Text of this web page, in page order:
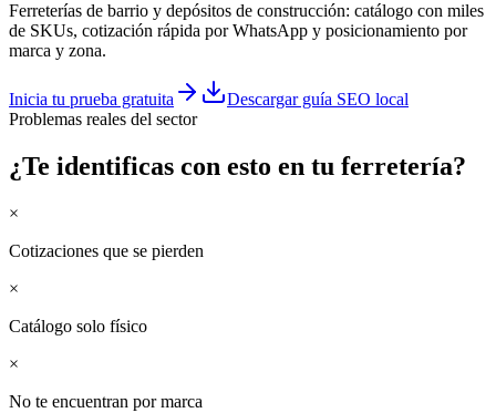
Ferreterías de barrio y depósitos de construcción: catálogo con miles
de SKUs, cotización rápida por WhatsApp y posicionamiento por
marca y zona.
Inicia tu prueba gratuita
Descargar guía SEO local
Problemas reales del sector
¿Te identificas con esto en tu ferretería?
×
Cotizaciones que se pierden
×
Catálogo solo físico
×
No te encuentran por marca